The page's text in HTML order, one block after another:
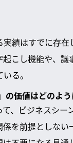
績はすでに存
こし機能や、
る。
の価値はどのよ
、ビジネスシ
を前提としな